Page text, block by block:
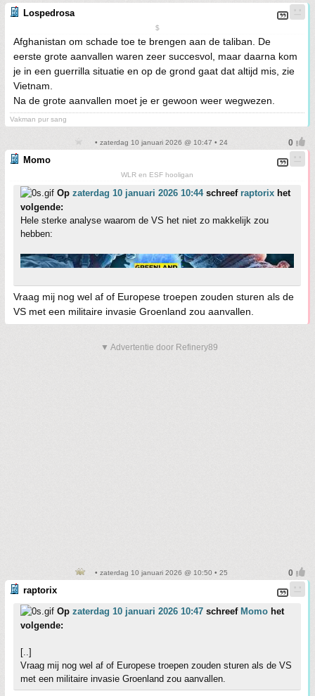
Lospedrosa
$
Afghanistan om schade toe te brengen aan de taliban. De
eerste grote aanvallen waren zeer succesvol, maar daarna kom
je in een guerrilla situatie en op de grond gaat dat altijd mis, zie
Vietnam.
Na de grote aanvallen moet je er gewoon weer wegwezen.
Vakman pur sang
• zaterdag 10 januari 2026 @ 10:47 • 24
Momo
WLR en ESF hooligan
Op zaterdag 10 januari 2026 10:44schreef raptorix het
volgende:
Hele sterke analyse waarom de VS het niet zo makkelijk zou
hebben:
Vraag mij nog wel af of Europese troepen zouden sturen als de
VS met een militaire invasie Groenland zou aanvallen.
▼ Advertentie door Refinery89
• zaterdag 10 januari 2026 @ 10:50 • 25
raptorix
Op zaterdag 10 januari 2026 10:47 schreef Momo het
volgende:
[..]
Vraag mij nog wel af of Europese troepen zouden sturen als de VS
met een militaire invasie Groenland zou aanvallen.